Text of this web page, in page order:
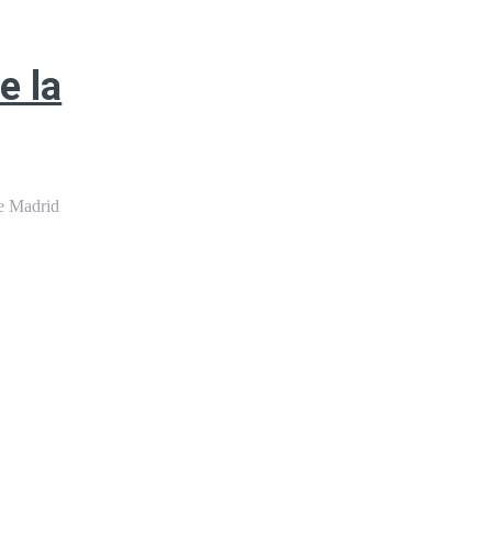
la
Madrid